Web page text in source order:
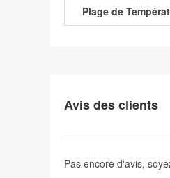
Plage de
Avis des clients
Pas encore d'avis,